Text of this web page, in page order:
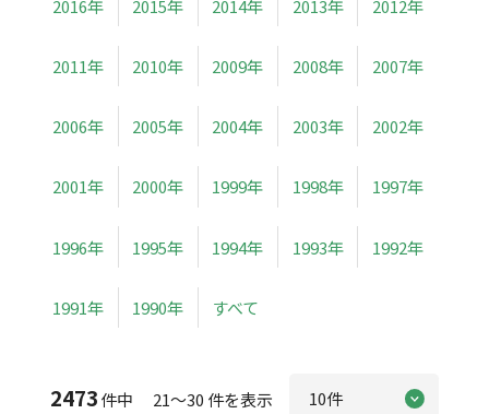
2016年 2015年 2014年 2013年 2012年
2011年 2010年 2009年 2008年 2007年
2006年 2005年 2004年 2003年 2002年
2001年 2000年 1999年 1998年 1997年
1996年 1995年 1994年 1993年 1992年
1991年 1990年 すべて
2473件中 21～30 件を表示